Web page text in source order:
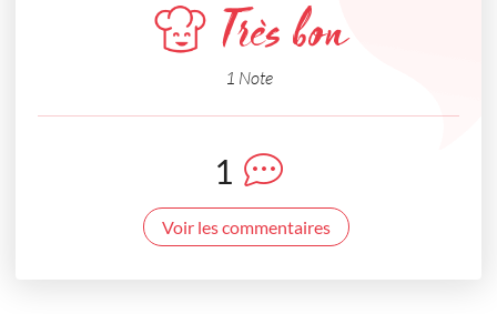
Très bon
1 Note
1
Voir les commentaires